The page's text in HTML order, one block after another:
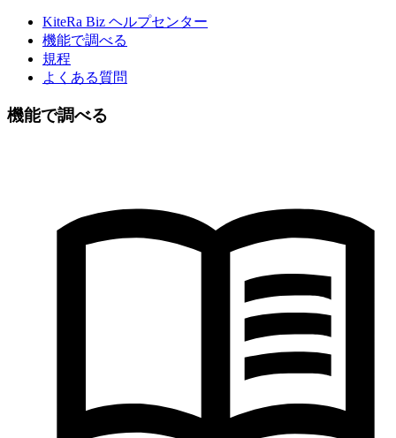
KiteRa Biz ヘルプセンター
機能で調べる
規程
よくある質問
機能で調べる